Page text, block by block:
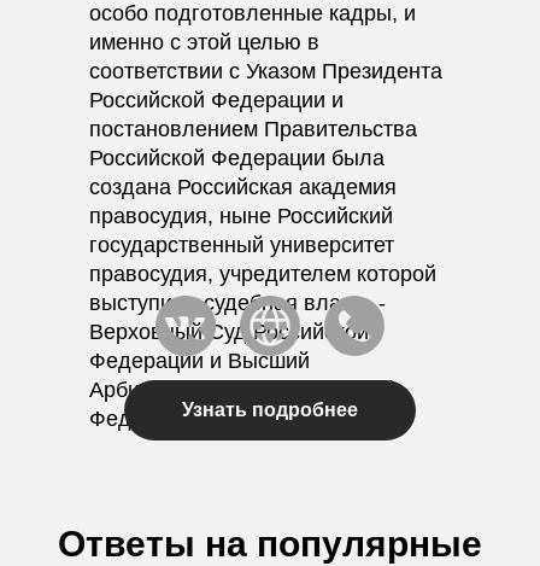
особо подготовленные кадры, и
именно с этой целью в
соответствии с Указом Президента
Российской Федерации и
постановлением Правительства
Российской Федерации была
создана Российская академия
правосудия, ныне Российский
государственный университет
правосудия, учредителем которой
выступила судебная власть -
Верховный Суд Российской
Федерации и Высший
Арбитражный Суд Российской
Федерации.Узнать подробнее
Ответы на популярные